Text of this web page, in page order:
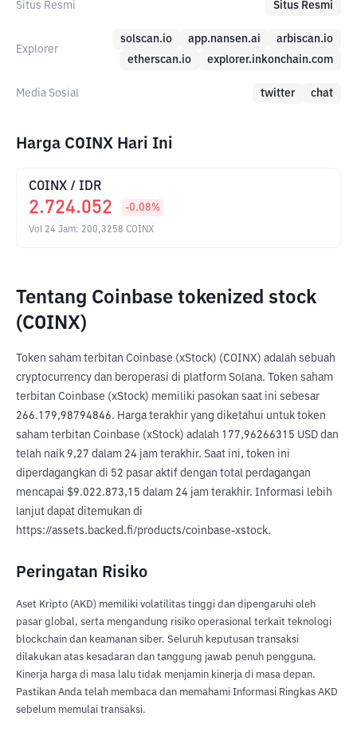
Situs Resmi Situs Resmi
Explorer
solscan.io app.nansen.ai
arbiscan.io
etherscan.io
explorer.inkonchain.com
Media Sosial twitter chat
Harga COINX Hari Ini
COINX / IDR
2.724.052 -0.08%
Vol 24 Jam: 200,3258 COINX
Tentang Coinbase tokenized stock
(COINX)
Token saham terbitan Coinbase (xStock) (COINX) adalah sebuah
cryptocurrency dan beroperasi di platform Solana. Token saham
terbitan Coinbase (xStock) memiliki pasokan saat ini sebesar
266.179,98794846. Harga terakhir yang diketahui untuk token
saham terbitan Coinbase (xStock) adalah 177,96266315 USD dan
telah naik 9,27 dalam 24 jam terakhir. Saat ini, token ini
diperdagangkan di 52 pasar aktif dengan total perdagangan
mencapai $9.022.873,15 dalam 24 jam terakhir. Informasi lebih
lanjut dapat ditemukan di
https://assets.backed.fi/products/coinbase-xstock.
Peringatan Risiko
Aset Kripto (AKD) memiliki volatilitas tinggi dan dipengaruhi oleh
pasar global, serta mengandung risiko operasional terkait teknologi
blockchain dan keamanan siber. Seluruh keputusan transaksi
dilakukan atas kesadaran dan tanggung jawab penuh pengguna.
Kinerja harga di masa lalu tidak menjamin kinerja di masa depan.
Pastikan Anda telah membaca dan memahami Informasi Ringkas AKD
sebelum memulai transaksi.